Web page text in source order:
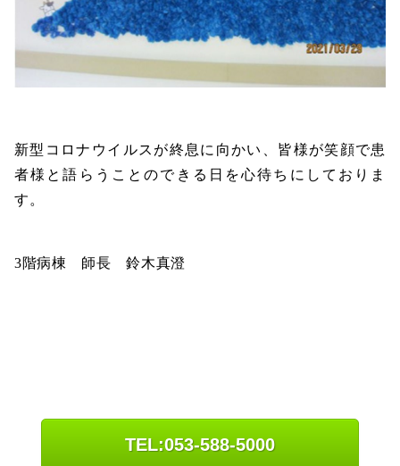
新型コロナウイルスが終息に向かい、皆様が笑顔で患
者様と語らうことのできる日を心待ちにしておりま
す。
3階病棟 師長 鈴木真澄
TEL:053-588-5000